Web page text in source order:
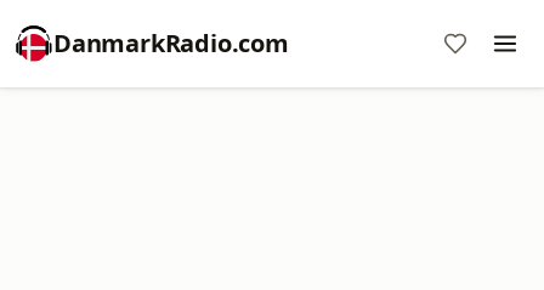
DanmarkRadio.com